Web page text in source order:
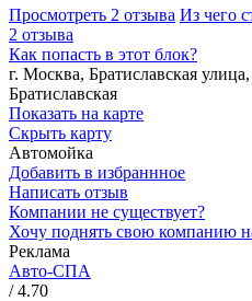
Просмотреть 2 отзыва Из чего
2 отзыва
Как попасть в этот блок?
г. Москва, Братиславская
Братиславская
Показать на карте
Скрыть карту
Автомойка
Добавить в избраннное
Написать отзыв
Компании не существует?
Хочу поднять свою компанию
Реклама
Авто-СПА
/ 4.70